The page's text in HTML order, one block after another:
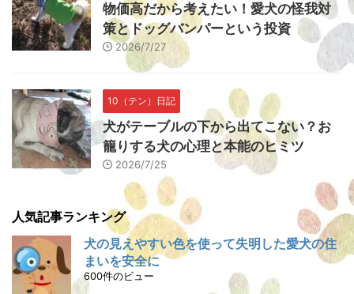
物価高だから考えたい！愛犬の怪我対
策とドッグバンパーという投資
2026/7/27
10（テン）日記
犬がテーブルの下から出てこない？お
籠りする犬の心理と本能のヒミツ
2026/7/25
人気記事ランキング
犬の見えやすい色を使って失明した愛犬の住
まいを安全に
600件のビュー